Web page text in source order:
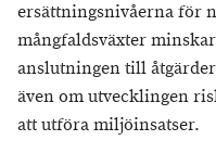
ersättningsnivåerna för
mångfaldsväxter
anslutningen till
även om utvecklingen
att utföra miljöinsatser.